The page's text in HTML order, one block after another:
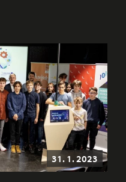
31. 1. 2023